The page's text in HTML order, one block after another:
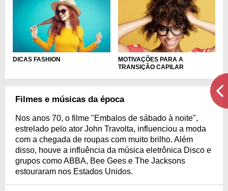
DICAS FASHION
MOTIVAÇÕES PARA A
TRANSIÇÃO CAPILAR
Filmes e músicas da época
Nos anos 70, o filme "Embalos de sábado à noite",
estrelado pelo ator John Travolta, influenciou a moda
com a chegada de roupas com muito brilho. Além
disso, houve a influência da música eletrônica Disco e
grupos como ABBA, Bee Gees e The Jacksons
estouraram nos Estados Unidos.